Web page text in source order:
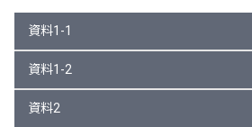
資料1-1
資料1-2
資料2